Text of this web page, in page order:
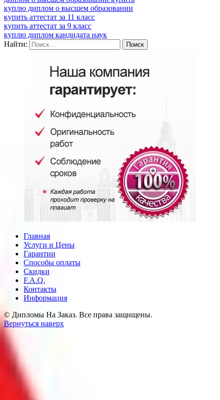
куплю диплом о высшем образовании
купить аттестат за 11 класс
купить аттестат за 9 класс
куплю диплом кандидата наук
Найти:
Главная
Услуги и Цены
Гарантии
Способы оплаты
Скидки
F.A.Q.
Контакты
Информация
© Дипломы На Заказ. Все права защищены.
Вернуться наверх